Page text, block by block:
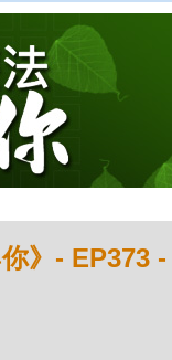
你》- EP373